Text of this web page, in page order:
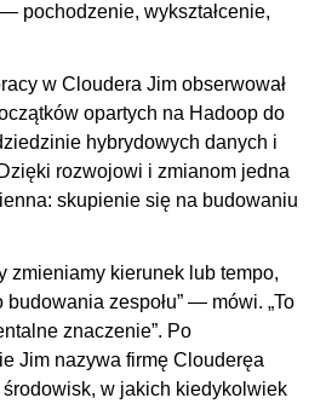
pochodzenie, wykształcenie,
w Cloudera Jim obserwował
opartych na Hadoop do
hybrydowych danych i
rozwojowi i zmianom jedna
skupienie się na budowaniu
zmieniamy kierunek lub tempo,
zespołu” — mówi. „To
znaczenie”. Po
Jim nazywa firmę Clouderęa
w jakich kiedykolwiek